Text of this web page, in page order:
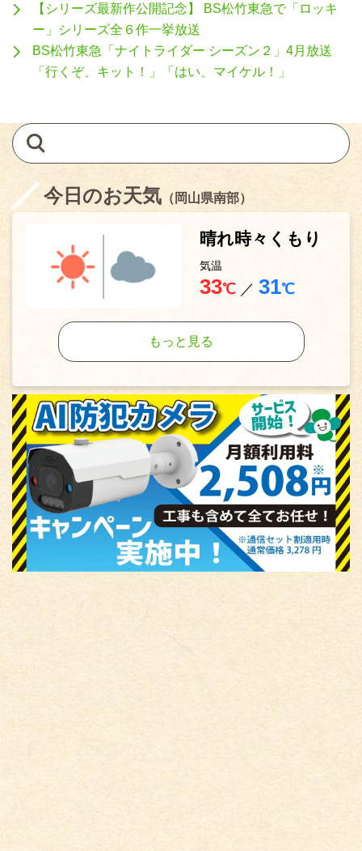
【シリーズ最新作公開記念】 BS松竹東急で「ロッキ
ー」シリーズ全６作一挙放送
BS松竹東急「ナイトライダー シーズン２」4月放送
「行くぞ、キット！」「はい、マイケル！」
今日のお天気 （岡山県南部）
晴れ時々くもり
気温
33℃ ／ 31℃
もっと見る